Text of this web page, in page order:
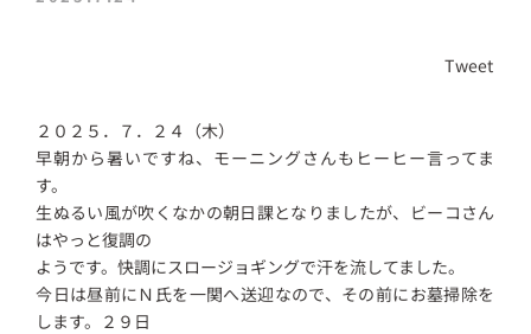
Tweet
２０２５．７．２４（木）
早朝から暑いですね、モーニングさんもヒーヒー言ってま
す。
生ぬるい風が吹くなかの朝日課となりましたが、ビーコさん
はやっと復調の
ようです。快調にスロージョギングで汗を流してました。
今日は昼前にＮ氏を一関へ送迎なので、その前にお墓掃除を
します。２９日